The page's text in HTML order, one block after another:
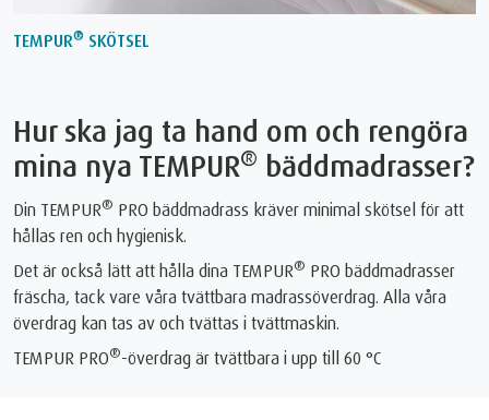
TEMPUR® SKÖTSEL
Hur ska jag ta hand om och rengöra
mina nya TEMPUR® bäddmadrasser?
Din TEMPUR® PRO bäddmadrass kräver minimal skötsel för att
hållas ren och hygienisk.
Det är också lätt att hålla dina TEMPUR® PRO bäddmadrasser
fräscha, tack vare våra tvättbara madrassöverdrag. Alla våra
överdrag kan tas av och tvättas i tvättmaskin.
TEMPUR PRO®-överdrag är tvättbara i upp till 60 °C